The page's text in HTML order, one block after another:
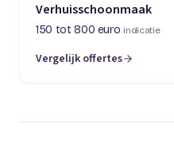
Verhuisschoonmaak
150 tot 800 euro indicatie
Vergelijk offertes
(opent in een nieuw tabblad)